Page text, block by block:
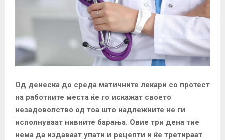
Од денеска до среда матичните лекари со протест
на работните места ќе го искажат своето
незадоволство од тоа што надлежните не ги
исполнуваат нивните барања. Овие три дена тие
нема да издаваат упати и рецепти и ќе третираат